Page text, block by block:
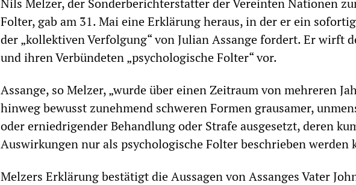
Nils Melzer, der Sonderberichterstatter der Vereinten Nationen
Folter, gab am 31. Mai eine Erklärung heraus, in der er ein
der „kollektiven Verfolgung“ von Julian Assange fordert. Er wirft
und ihren Verbündeten „psychologische Folter“ vor.
Assange, so Melzer, „wurde über einen Zeitraum von mehreren
hinweg bewusst zunehmend schweren Formen grausamer,
oder erniedrigender Behandlung oder Strafe ausgesetzt, deren
Auswirkungen nur als psychologische Folter beschrieben werden
Melzers Erklärung bestätigt die Aussagen von Assanges Vater